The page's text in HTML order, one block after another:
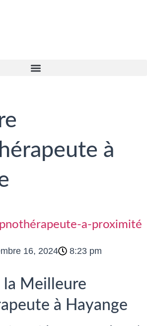
à
a-proximité
16, 2024 8:23 pm
la Meilleure
à Hayange